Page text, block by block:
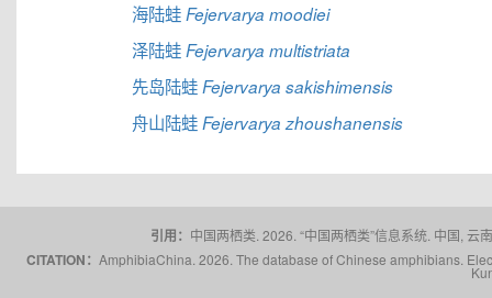
海陆蛙 Fejervarya moodiei
泽陆蛙 Fejervarya multistriata
先岛陆蛙 Fejervarya sakishimensis
舟山陆蛙 Fejervarya zhoushanensis
引用： 中国两栖类. 2026. “中国两栖类”信息系统. 中国,
CITATION： AmphibiaChina. 2026. The database of Chinese amphibians.